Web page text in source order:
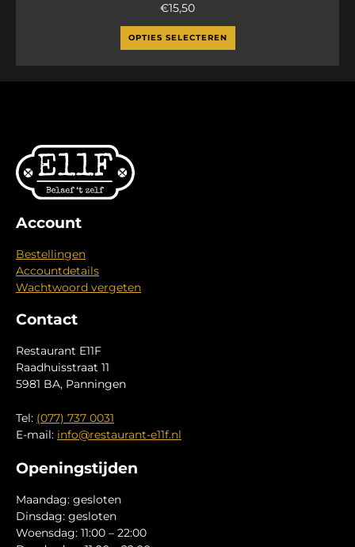
€15,50
OPTIES SELECTEREN
Account
Bestellingen
Accountdetails
Wachtwoord vergeten
Contact
Restaurant E11F
Raadhuisstraat 11
5981 BA, Panningen
Tel: (077) 737 0031
E-mail: info@restaurant-e11f.nl
Openingstijden
Maandag: gesloten
Dinsdag: gesloten
Woensdag: 11:00 – 22:00